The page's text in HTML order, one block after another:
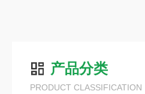
产品分类
PRODUCT CLASSIFICATION